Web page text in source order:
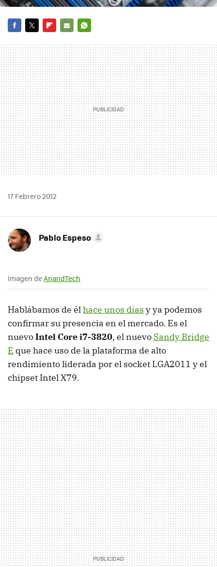
MAIL
17 Febrero 2012
Pablo Espeso
Imagen deAnandTech
Hablábamos de élhace unos días y ya podemos
confirmar su presencia en el mercado. Es el
nuevoIntel Core i7-3820, el nuevo Sandy Bridge
E que hace uso de la plataforma de alto
rendimiento liderada por el socket LGA2011 y el
chipset Intel X79.